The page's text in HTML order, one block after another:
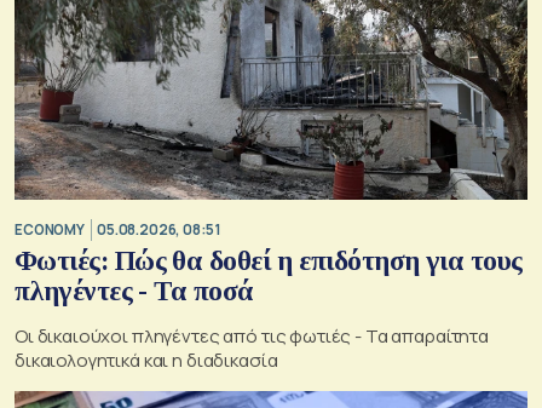
ECONOMY 05.08.2026, 08:51
Φωτιές: Πώς θα δοθεί η επιδότηση για τους
πληγέντες - Τα ποσά
Οι δικαιούχοι πληγέντες από τις φωτιές - Τα απαραίτητα
δικαιολογητικά και η διαδικασία